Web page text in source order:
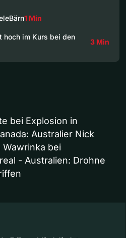
1 Min
hoch im Kurs bei den
3 Min
bei Explosion in
Australier Nick
Wawrinka bei
- Australien: Drohne